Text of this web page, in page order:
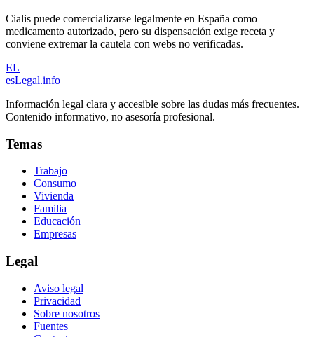
Cialis puede comercializarse legalmente en España como
medicamento autorizado, pero su dispensación exige receta y
conviene extremar la cautela con webs no verificadas.
EL
esLegal.info
Información legal clara y accesible sobre las dudas más frecuentes.
Contenido informativo, no asesoría profesional.
Temas
Trabajo
Consumo
Vivienda
Familia
Educación
Empresas
Legal
Aviso legal
Privacidad
Sobre nosotros
Fuentes